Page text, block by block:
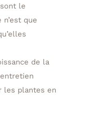
le
que
de la
les plantes en